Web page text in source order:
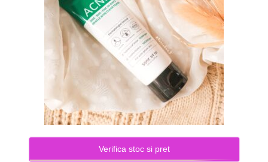
Verifica stoc si pret